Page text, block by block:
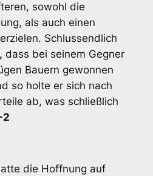
sowohl die
als auch einen
Schlussendlich
dass bei seinem Gegner
Bauern gewonnen
so holte er sich nach
ab, was schließlich
2
die Hoffnung auf